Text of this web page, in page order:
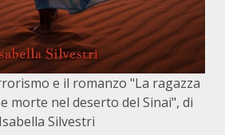
e il romanzo "La ragazza
morte nel deserto del Sinai", di
Isabella Silvestri